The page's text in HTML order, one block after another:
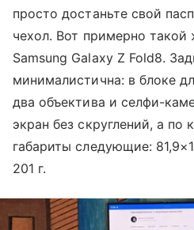
просто достаньте свой
чехол. Вот примерно
Samsung Galaxy Z Fold8.
минималистична: в блоке
два объектива и селфи-
экран без скруглений, а по
габариты следующие:
201 г.